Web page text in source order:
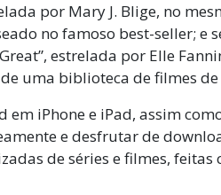
por Mary J. Blige, no
no famoso best-seller;
estrelada por Elle
uma biblioteca de filmes
iPhone e iPad, assim
e desfrutar de
de séries e filmes, feitas